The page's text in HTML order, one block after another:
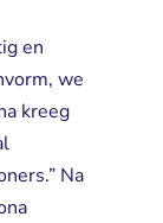
en
we
kreeg
Na